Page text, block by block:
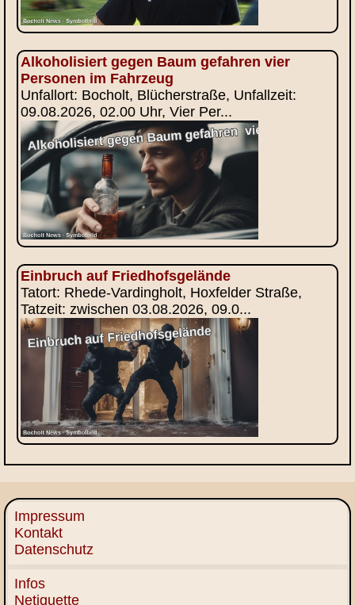
Alkoholisiert gegen Baum gefahren vier
Personen im Fahrzeug
Unfallort: Bocholt, Blücherstraße, Unfallzeit:
09.08.2026, 02.00 Uhr, Vier Per...
Einbruch auf Friedhofsgelände
Tatort: Rhede-Vardingholt, Hoxfelder Straße,
Tatzeit: zwischen 03.08.2026, 09.0...
Impressum
Kontakt
Datenschutz
Infos
Netiquette